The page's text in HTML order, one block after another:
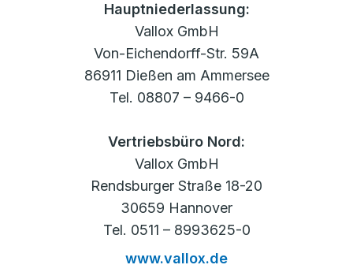
Hauptniederlassung:
Vallox GmbH
Von-Eichendorff-Str. 59A
86911 Dießen am Ammersee
Tel. 08807 – 9466-0
Vertriebsbüro Nord:
Vallox GmbH
Rendsburger Straße 18-20
30659 Hannover
Tel. 0511 – 8993625-0
www.vallox.de